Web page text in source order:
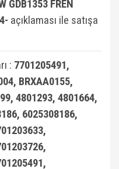
GDB1353 FREN
açıklaması ile satışa
: 7701205491,
BRXAA0155,
4801293, 4801664,
6025308186,